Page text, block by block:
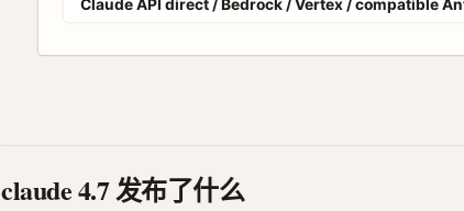
claude 4.7 发布了什么